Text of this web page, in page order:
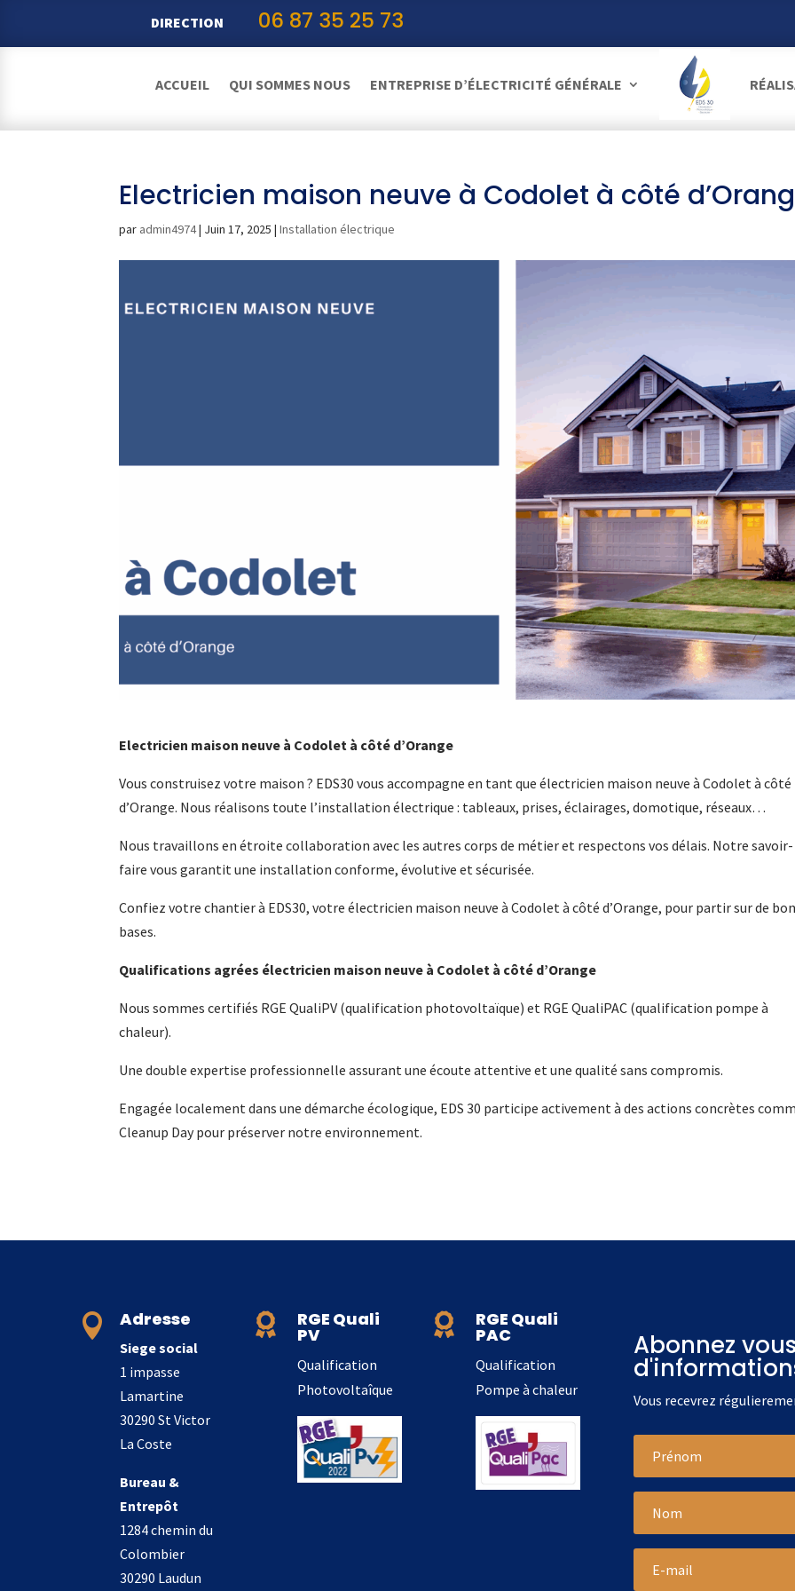
DIRECTION 06 87 35 25 73
ACCUEIL QUI SOMMES NOUS ENTREPRISE D’ÉLECTRICITÉ GÉNÉRALE
Electricien maison neuve à Codolet à côté
par admin4974| Juin 17, 2025 |Installation électrique
Electricien maison neuve à Codolet à côté d’Orange
Vous construisez votre maison ? EDS30 vous accompagne en tant que électricien maison neuve à Codolet à côté
d’Orange. Nous réalisons toute l’installation électrique : tableaux, prises, éclairages, domotique, réseaux…
Nous travaillons en étroite collaboration avec les autres corps de métier et respectons vos délais. Notre savoir-
faire vous garantit une installation conforme, évolutive et sécurisée.
Confiez votre chantier à EDS30, votre électricien maison neuve à Codolet à côté d’Orange, pour partir sur de
bases.
Qualifications agrées électricien maison neuve à Codolet à côté d’Orange
Nous sommes certifiés RGE QualiPV (qualification photovoltaïque) et RGE QualiPAC (qualification pompe à
chaleur).
Une double expertise professionnelle assurant une écoute attentive et une qualité sans compromis.
Engagée localement dans une démarche écologique, EDS 30 participe activement à des actions concrètes
Cleanup Day pour préserver notre environnement.
 Adresse
Siege social
1 impasse
Lamartine
30290 St Victor
La Coste
Bureau &
Entrepôt
1284 chemin du
Colombier
30290 Laudun
 RGE Quali
PV
Qualification
Photovoltaîque
 RGE Quali
PAC
Qualification
Pompe à chaleur
Abonnez
Vous recevrez